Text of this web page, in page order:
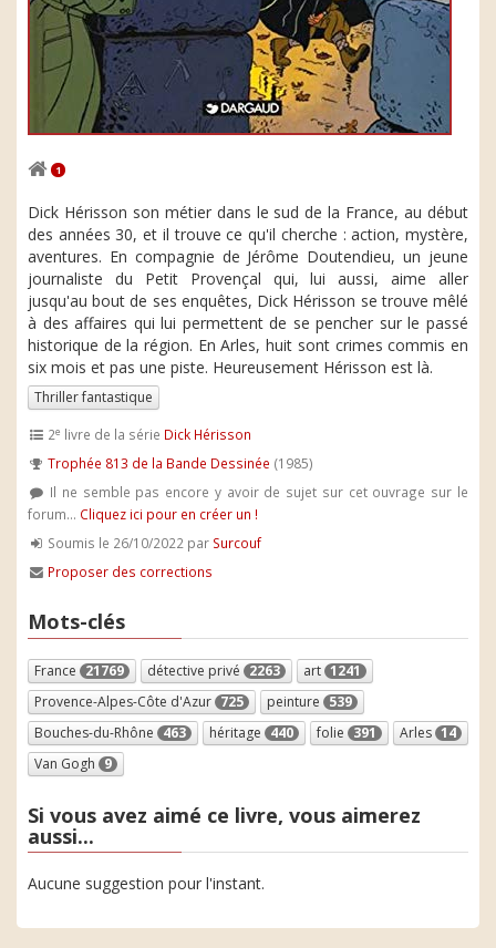
1
Dick Hérisson son métier dans le sud de la France, au début
des années 30, et il trouve ce qu'il cherche : action, mystère,
aventures. En compagnie de Jérôme Doutendieu, un jeune
journaliste du Petit Provençal qui, lui aussi, aime aller
jusqu'au bout de ses enquêtes, Dick Hérisson se trouve mêlé
à des affaires qui lui permettent de se pencher sur le passé
historique de la région. En Arles, huit sont crimes commis en
six mois et pas une piste. Heureusement Hérisson est là.
Thriller fantastique
2e livre de la série Dick Hérisson
Trophée 813 de la Bande Dessinée (1985)
Il ne semble pas encore y avoir de sujet sur cet ouvrage sur le
forum... Cliquez ici pour en créer un !
Soumis le 26/10/2022 par Surcouf
Proposer des corrections
Mots-clés
France 21769 détective privé 2263 art 1241
Provence-Alpes-Côte d'Azur 725 peinture 539
Bouches-du-Rhône 463 héritage 440 folie 391 Arles 14
Van Gogh 9
Si vous avez aimé ce livre, vous aimerez
aussi...
Aucune suggestion pour l'instant.